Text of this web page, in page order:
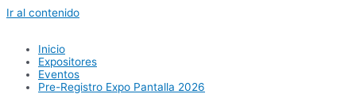
Ir al contenido
Inicio
Expositores
Eventos
Pre-Registro Expo Pantalla 2026